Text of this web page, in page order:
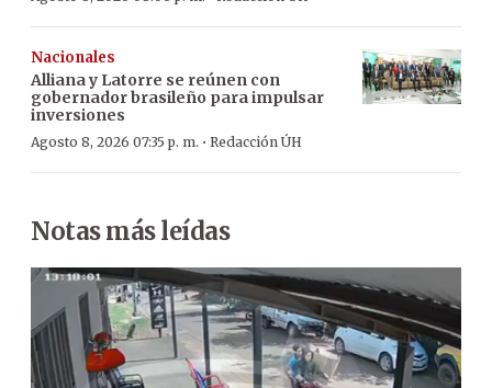
Nacionales
Alliana y Latorre se reúnen con
gobernador brasileño para impulsar
inversiones
Agosto 8, 2026 07:35 p. m. · Redacción ÚH
Notas más leídas